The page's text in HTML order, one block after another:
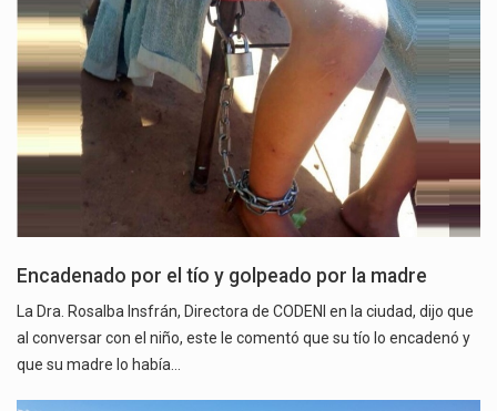
Encadenado por el tío y golpeado por la madre
La Dra. Rosalba Insfrán, Directora de CODENI en la ciudad, dijo que
al conversar con el niño, este le comentó que su tío lo encadenó y
que su madre lo había…